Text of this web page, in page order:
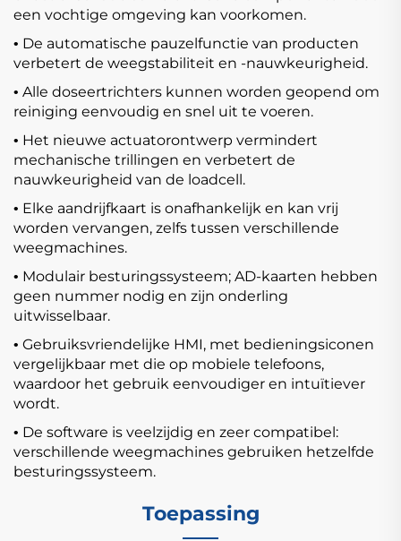
een vochtige omgeving kan voorkomen.
• De automatische pauzelfunctie van producten
verbetert de weegstabiliteit en -nauwkeurigheid.
• Alle doseertrichters kunnen worden geopend om
reiniging eenvoudig en snel uit te voeren.
• Het nieuwe actuatorontwerp vermindert
mechanische trillingen en verbetert de
nauwkeurigheid van de loadcell.
• Elke aandrijfkaart is onafhankelijk en kan vrij
worden vervangen, zelfs tussen verschillende
weegmachines.
• Modulair besturingssysteem; AD-kaarten hebben
geen nummer nodig en zijn onderling
uitwisselbaar.
• Gebruiksvriendelijke HMI, met bedieningsiconen
vergelijkbaar met die op mobiele telefoons,
waardoor het gebruik eenvoudiger en intuïtiever
wordt.
• De software is veelzijdig en zeer compatibel:
verschillende weegmachines gebruiken hetzelfde
besturingssysteem.
Toepassing